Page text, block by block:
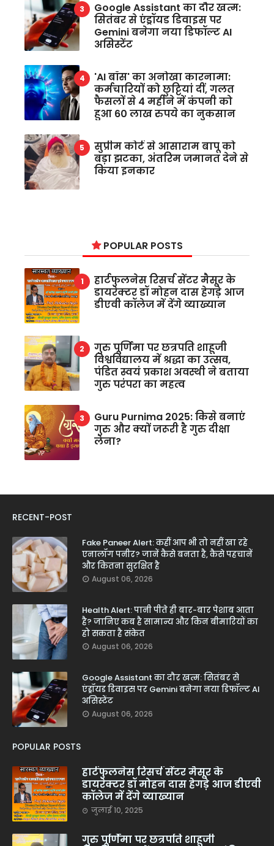
Google Assistant का दौर खत्म:
सितंबर से एंड्रॉयड डिवाइस पर
Gemini बनेगा नया डिफॉल्ट AI
असिस्टेंट
'AI बॉस' का अनोखा कारनामा:
कर्मचारियों को छुट्टियां दीं, गलत
फैसलों से 4 महीने में कंपनी को
हुआ 60 लाख रुपये का नुकसान
सुप्रीम कोर्ट से आसाराम बापू को
बड़ा झटका, अंतरिम जमानत देने से
किया इनकार
POPULAR POSTS
हार्टफुलनेस रिसर्च सेंटर मैसूर के
डायरेक्टर डॉ मोहन दास हेगड़े आज
डीएवी कॉलेज में देंगे व्याख्यान
गुरु पूर्णिमा पर छत्रपति शाहूजी
विश्वविद्यालय में श्रद्धा का उत्सव,
पंडित स्वयं प्रकाश अवस्थी ने बताया
गुरु परंपरा का महत्व
Guru Purnima 2025: किसे बनाएं
गुरु और क्यों जरूरी है गुरु दीक्षा
लेना?
RECENT-POST
Fake Paneer Alert: कहीं आप भी तो नहीं खा रहे
एनालॉग पनीर? जानें कैसे बनता है, कैसे पहचानें
और कितना सुरक्षित है
August 06, 2026
Health Alert: पानी पीते ही बार-बार पेशाब आता
है? जानिए कब है सामान्य और किन बीमारियों का
हो सकता है संकेत
August 06, 2026
Google Assistant का दौर खत्म: सितंबर से
एंड्रॉयड डिवाइस पर Gemini बनेगा नया डिफॉल्ट AI
असिस्टेंट
August 06, 2026
POPULAR POSTS
हार्टफुलनेस रिसर्च सेंटर मैसूर के
डायरेक्टर डॉ मोहन दास हेगड़े आज डीएवी
कॉलेज में देंगे व्याख्यान
जुलाई 10, 2025
गुरु पूर्णिमा पर छत्रपति शाहूजी